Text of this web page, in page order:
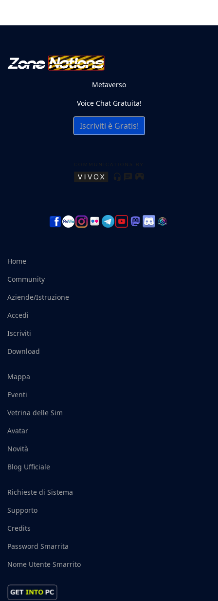
Metaverso
Voice Chat Gratuita!
Iscriviti è Gratis!
Home
Community
Aziende/Istruzione
Accedi
Iscriviti
Download
Mappa
Eventi
Vetrina delle Sim
Avatar
Novità
Blog Ufficiale
Richieste di Sistema
Supporto
Credits
Password Smarrita
Nome Utente Smarrito